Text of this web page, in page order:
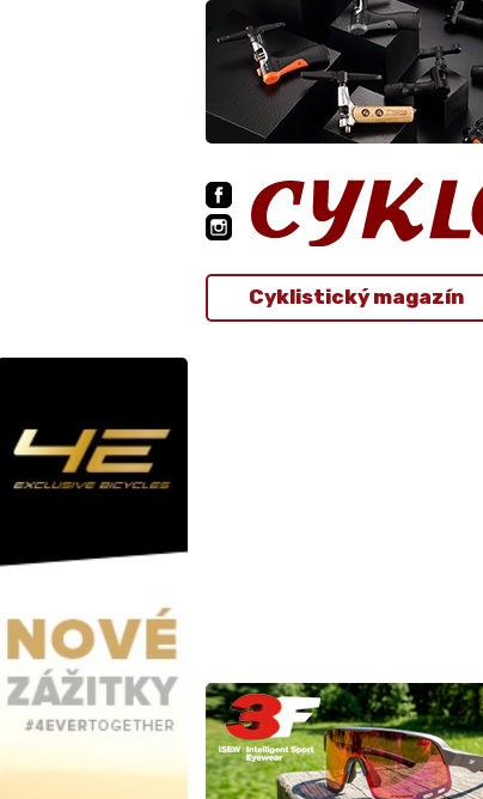
Cyklistický magazín